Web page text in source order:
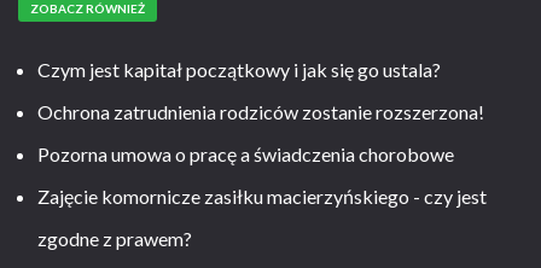
ZOBACZ RÓWNIEŻ
Czym jest kapitał początkowy i jak się go ustala?
Ochrona zatrudnienia rodziców zostanie rozszerzona!
Pozorna umowa o pracę a świadczenia chorobowe
Zajęcie komornicze zasiłku macierzyńskiego - czy jest
zgodne z prawem?